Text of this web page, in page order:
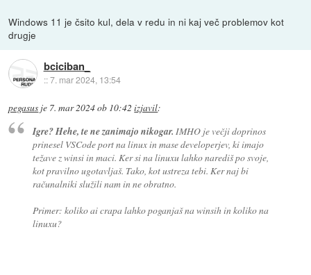
Windows 11 je čsito kul, dela v redu in ni kaj več problemov kot
drugje
bciciban_
::7. mar 2024, 13:54
pegasus je 7. mar 2024 ob 10:42 izjavil:
Igre? Hehe, te ne zanimajo nikogar. IMHO je večji doprinos
prinesel VSCode port na linux in mase developerjev, ki imajo
težave z winsi in maci. Ker si na linuxu lahko narediš po svoje,
kot pravilno ugotavljaš. Tako, kot ustreza tebi. Ker naj bi
računalniki služili nam in ne obratno.
Primer: koliko ai crapa lahko poganjaš na winsih in koliko na
linuxu?